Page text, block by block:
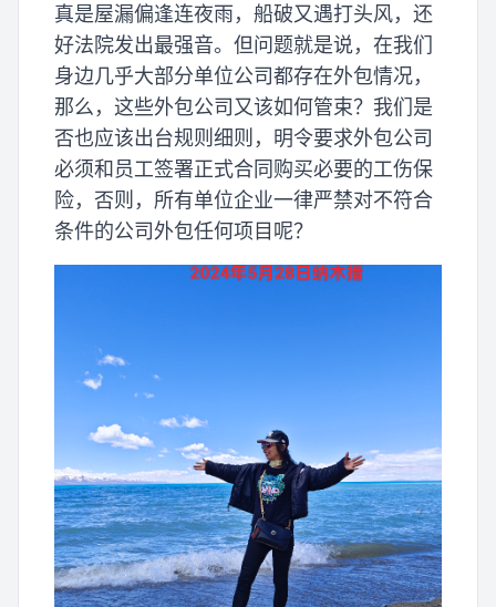
真是屋漏偏逢连夜雨，船破又遇打头风，还
好法院发出最强音。但问题就是说，在我们
身边几乎大部分单位公司都存在外包情况，
那么，这些外包公司又该如何管束？我们是
否也应该出台规则细则，明令要求外包公司
必须和员工签署正式合同购买必要的工伤保
险，否则，所有单位企业一律严禁对不符合
条件的公司外包任何项目呢？